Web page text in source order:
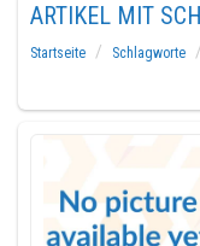
ARTIKEL MIT
Startseite Schlagworte